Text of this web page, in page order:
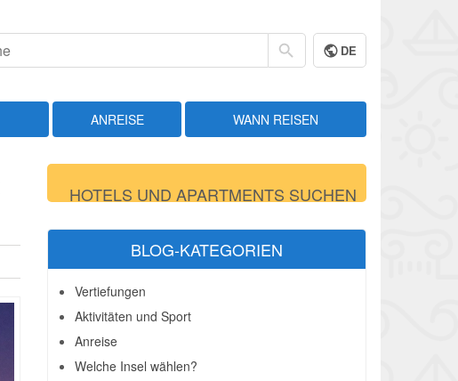
DE
ANREISE WANN REISEN
HOTELS UND APARTMENTS SUCHEN
BLOG-KATEGORIEN
Vertiefungen
Aktivitäten und Sport
Anreise
Welche Insel wählen?